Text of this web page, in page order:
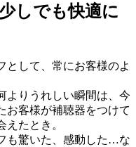
しでも快適に
として、常にお客様のよ
よりうれしい瞬間は、今
お客様が補聴器をつけて
たとき。
も驚いた、感動した…な